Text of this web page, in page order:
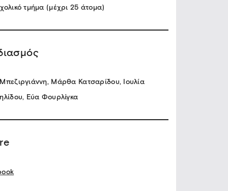
τμήμα (μέχρι 25 άτομα)
Μάρθα Κατσαρίδου, Ιουλία
Εύα Φουρλίγκα